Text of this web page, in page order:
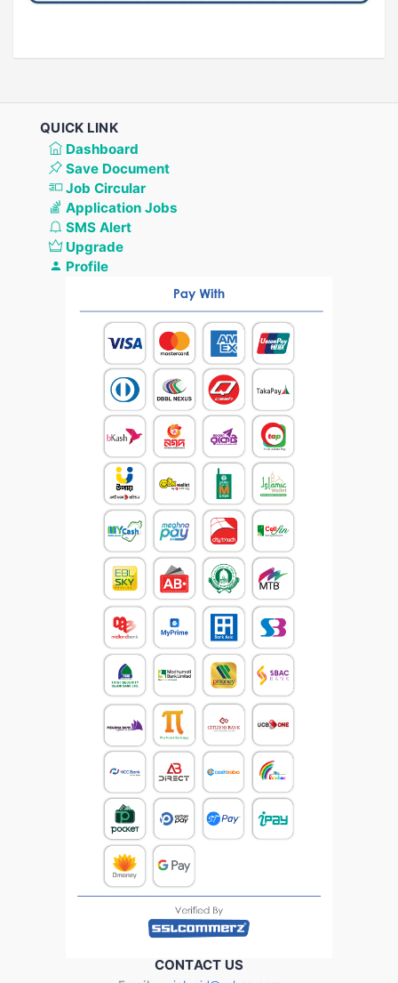
QUICK LINK
Dashboard
Save Document
Job Circular
Application Jobs
SMS Alert
Upgrade
Profile
CONTACT US